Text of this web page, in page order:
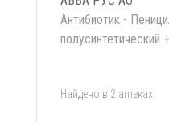
Антибиотик -
полусинтетический
Найдено в 2 аптеках